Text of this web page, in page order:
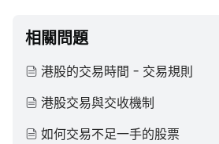
相關問題
港股的交易時間 - 交易規則
港股交易與交收機制
如何交易不足一手的股票